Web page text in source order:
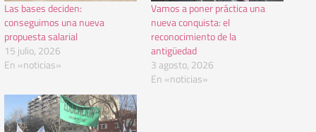
Las bases deciden:
conseguimos una nueva
propuesta salarial
15 julio, 2026
En «noticias»
Vamos a poner práctica una
nueva conquista: el
reconocimiento de la
antigüedad
3 agosto, 2026
En «noticias»